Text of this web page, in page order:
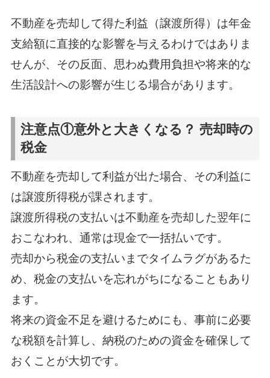
不動産を売却して得た利益（譲渡所得）は年金
支給額に直接的な影響を与えるわけではありま
せんが、その反面、思わぬ費用負担や将来的な
生活設計への影響が生じる場合があります。
注意点①意外と大きくなる？ 売却時の
税金
不動産を売却して利益が出た場合、その利益に
は譲渡所得税が課されます。
譲渡所得税の支払いは不動産を売却した翌年に
おこなわれ、通常は現金で一括払いです。
売却から税金の支払いまでタイムラグがあるた
め、税金の支払いを忘れがちになることもあり
ます。
将来の資金不足を避けるためにも、事前に必要
な税額を計算し、納税のための資金を確保して
おくことが大切です。